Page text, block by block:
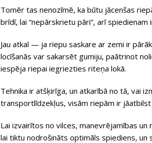
Tomēr tas nenozīmē, ka būtu jācenšas
brīdī, lai “nepārskrietu pāri”, arī spiedienam
Jau atkal — ja riepu saskare ar zemi ir
locīšanās var sakarsēt gumiju, paātrinot
iespēja riepai iegriezties riteņa lokā.
Tehnika ir atšķirīga, un atkarībā no tā, vai
transportlīdzekļus, visām riepām ir
Lai izvairītos no vilces, manevrējamības
lai tiktu nodrošināts optimāls spiediens,